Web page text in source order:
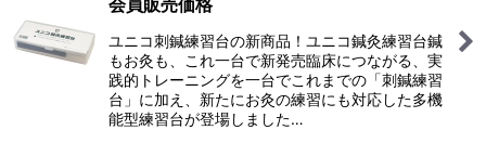
ユニコ刺鍼練習台の新商品！ユニコ鍼灸練習台鍼
もお灸も、これ一台で新発売臨床につながる、実
践的トレーニングを一台でこれまでの「刺鍼練習
台」に加え、新たにお灸の練習にも対応した多機
能型練習台が登場しました…